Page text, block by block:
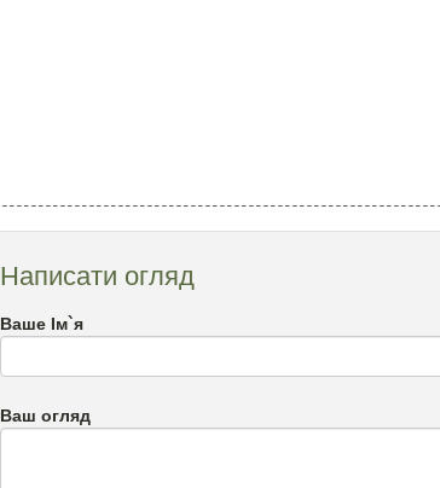
Написати огляд
Ваше Ім`я
Ваш огляд